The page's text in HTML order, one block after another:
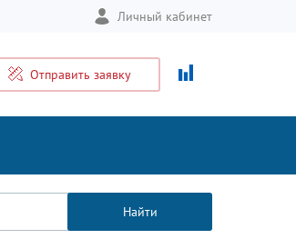
Личный кабинет
Отправить заявку
Найти